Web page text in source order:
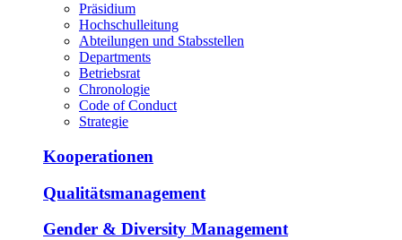
Präsidium
Hochschulleitung
Abteilungen und Stabsstellen
Departments
Betriebsrat
Chronologie
Code of Conduct
Strategie
Kooperationen
Qualitätsmanagement
Gender & Diversity Management